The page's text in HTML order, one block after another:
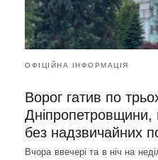
ОФІЦІЙНА ІНФОРМАЦІЯ
Ворог гатив по
Дніпропетровщини,
без надзвичайних
Вчора ввечері та в ніч на